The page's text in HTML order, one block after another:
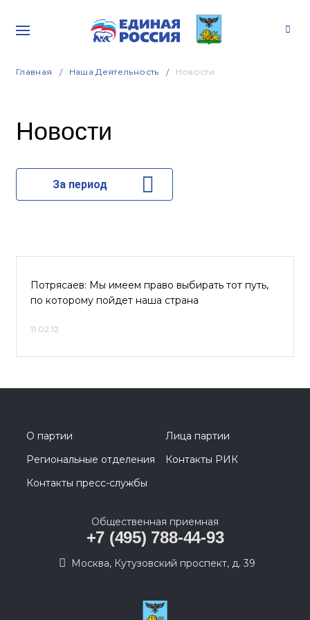
Главная Наша Деятельность Новости
Новости
За период
Потрясаев: Мы имеем право выбирать тот путь,
по которому пойдет наша страна
11.02.12
О партии
Лица партии
Региональные отделения
Контакты РИК
Контакты пресс-службы
Общественная приемная
+7 (495) 788-44-93
Москва, Кутузовский проспект, д. 39